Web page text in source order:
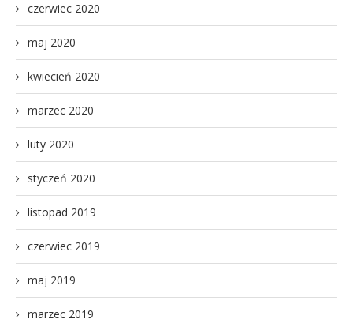
czerwiec 2020
maj 2020
kwiecień 2020
marzec 2020
luty 2020
styczeń 2020
listopad 2019
czerwiec 2019
maj 2019
marzec 2019